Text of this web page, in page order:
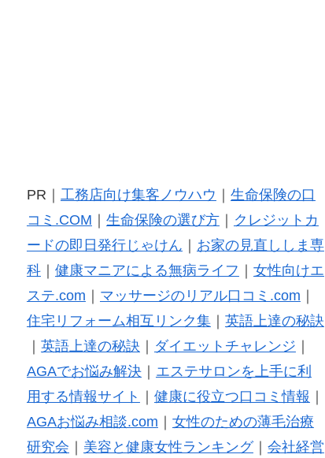
PR｜ 工務店向け集客ノウハウ
生命保険の口
コミ.COM
生命保険の選び方｜
クレジットカ
ードの即日発行じゃけん
お家の見直ししま専
科｜ 健康マニアによる無病ライフ
女性向けエ
ステ.com
マッサージのリアル口コミ.com
住宅リフォーム相互リンク集｜ 英語上達の秘訣
英語上達の秘訣 ダイエットチャレンジ
AGAでお悩み解決｜ エステサロンを上手に利
用する情報サイト
健康に役立つ口コミ情報
AGAお悩み相談.com
女性のための薄毛治療
研究会
美容と健康女性ランキング｜ 会社経営